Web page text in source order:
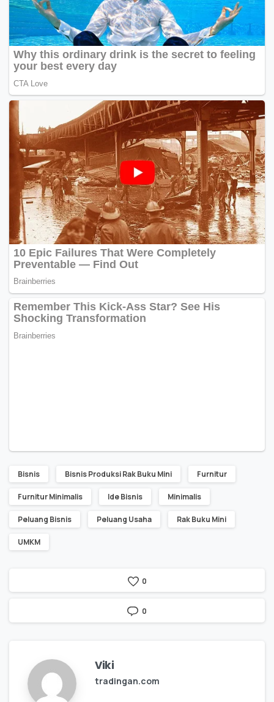
Bisnis Bisnis Produksi Rak Buku Mini Furnitur
Furnitur Minimalis Ide Bisnis Minimalis
Peluang Bisnis Peluang Usaha Rak Buku Mini
UMKM
0
0
Viki
tradingan.com